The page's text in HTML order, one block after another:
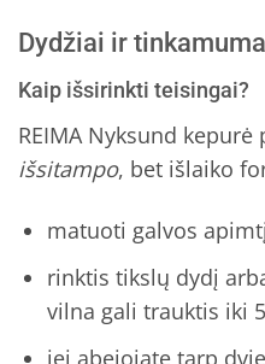
Dydžiai ir
Kaip išsirinkti teisingai?
REIMA Nyksund
išsitampo, bet išlaiko
matuoti galvos
rinktis tikslų dydį
vilna gali trauktis iki
jei abejojate tarp